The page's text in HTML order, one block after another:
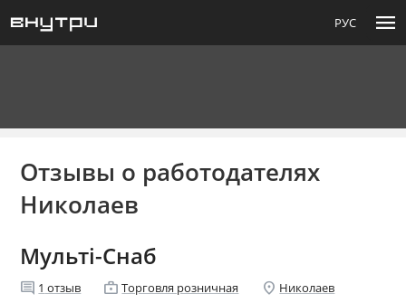
РУС menu
Отзывы о работодателях
Николаев
Мульті-Снаб
comment 1 отзыв enterprise Торговля розничная location_on Николаев